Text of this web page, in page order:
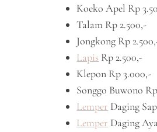
Koeko Apel Rp
Talam Rp 2.500,-
Jongkong Rp
Lapis Rp 2.500,-
Klepon Rp 3.000,-
Songgo Buwono
Lemper Daging
Lemper Daging